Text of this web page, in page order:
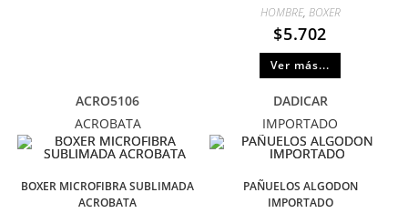
HOMBRE, BOXER
$5.702
Ver más...
ACRO5106
ACROBATA
BOXER MICROFIBRA SUBLIMADA
ACROBATA
DADICAR
IMPORTADO
PAÑUELOS ALGODON
IMPORTADO